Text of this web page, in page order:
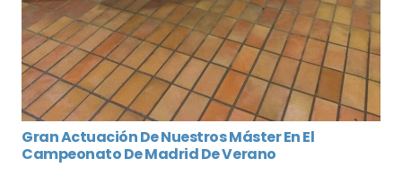
Gran Actuación De Nuestros Máster En El
Campeonato De Madrid De Verano